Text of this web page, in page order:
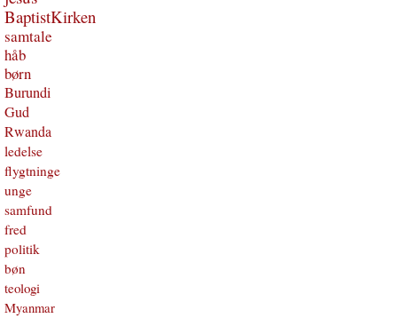
BaptistKirken
samtale
håb
børn
Burundi
Gud
Rwanda
ledelse
flygtninge
unge
samfund
fred
politik
bøn
teologi
Myanmar